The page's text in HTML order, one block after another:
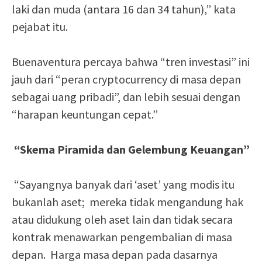
laki dan muda (antara 16 dan 34 tahun),” kata
pejabat itu.
Buenaventura percaya bahwa “tren investasi” ini
jauh dari “peran cryptocurrency di masa depan
sebagai uang pribadi”, dan lebih sesuai dengan
“harapan keuntungan cepat.”
“Skema Piramida dan Gelembung Keuangan”
“Sayangnya banyak dari ‘aset’ yang modis itu
bukanlah aset; mereka tidak mengandung hak
atau didukung oleh aset lain dan tidak secara
kontrak menawarkan pengembalian di masa
depan. Harga masa depan pada dasarnya